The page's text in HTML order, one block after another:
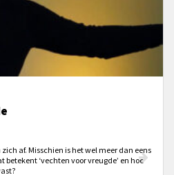
af. Misschien is het wel meer dan eens
betekent ‘vechten voor vreugde’ en hoe